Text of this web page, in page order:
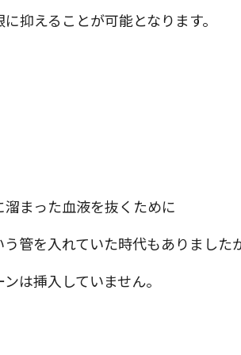
抑えることが可能となります。
まった血液を抜くために
う管を入れていた時代もありました
は挿入していません。